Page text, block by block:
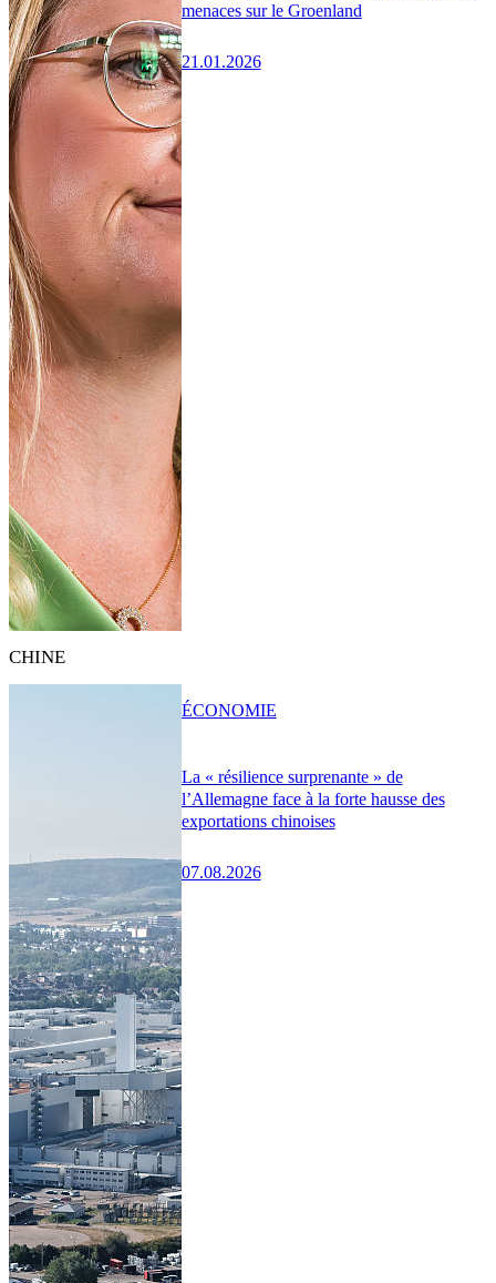
menaces sur le Groenland
21.01.2026
CHINE
La « résilience surprenante » de
l’Allemagne face à la forte hausse des
exportations chinoises
07.08.2026
ÉCONOMIE